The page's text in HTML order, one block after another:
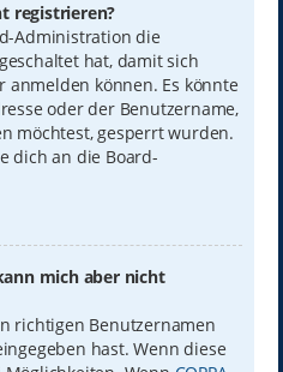
registrieren?
Administration die
hat, damit sich
anmelden können. Es könnte
oder der Benutzername,
möchtest, gesperrt wurden.
dich an die Board-
mich aber nicht
richtigen Benutzernamen
hast. Wenn diese